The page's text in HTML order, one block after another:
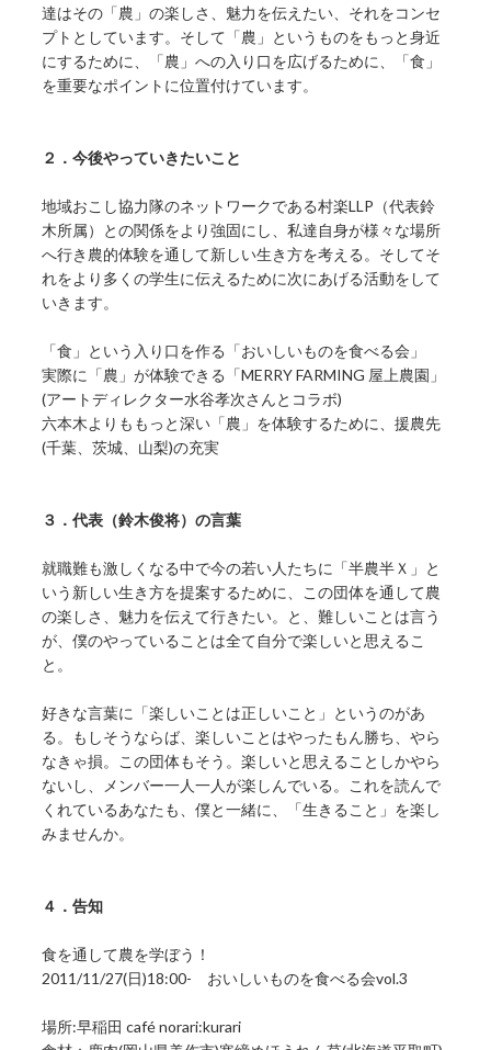
達はその「農」の楽しさ、魅力を伝えたい、それをコンセ
プトとしています。そして「農」というものをもっと身近
にするために、「農」への入り口を広げるために、「食」
を重要なポイントに位置付けています。
２．今後やっていきたいこと
地域おこし協力隊のネットワークである村楽LLP（代表鈴
木所属）との関係をより強固にし、私達自身が様々な場所
へ行き農的体験を通して新しい生き方を考える。そしてそ
れをより多くの学生に伝えるために次にあげる活動をして
いきます。
「食」という入り口を作る「おいしいものを食べる会」
実際に「農」が体験できる「MERRY FARMING 屋上農園」
(アートディレクター水谷孝次さんとコラボ)
六本木よりももっと深い「農」を体験するために、援農先
(千葉、茨城、山梨)の充実
３．代表（鈴木俊将）の言葉
就職難も激しくなる中で今の若い人たちに「半農半Ｘ」と
いう新しい生き方を提案するために、この団体を通して農
の楽しさ、魅力を伝えて行きたい。と、難しいことは言う
が、僕のやっていることは全て自分で楽しいと思えるこ
と。
好きな言葉に「楽しいことは正しいこと」というのがあ
る。もしそうならば、楽しいことはやったもん勝ち、やら
なきゃ損。この団体もそう。楽しいと思えることしかやら
ないし、メンバー一人一人が楽しんでいる。これを読んで
くれているあなたも、僕と一緒に、「生きること」を楽し
みませんか。
４．告知
食を通して農を学ぼう！
2011/11/27(日)18:00- おいしいものを食べる会vol.3
場所:早稲田 café norari:kurari